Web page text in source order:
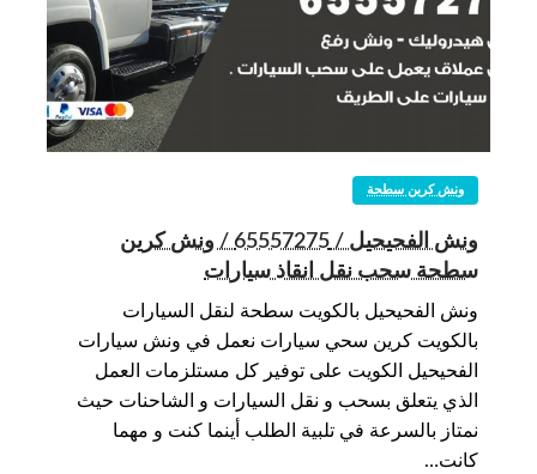
ونش كرين سطحة
ونش الفحيحيل / 65557275 / ونش كرين
سطحة سحب نقل انقاذ سيارات
ونش الفحيحيل بالكويت سطحة لنقل السيارات
بالكويت كرين سحي سيارات نعمل في ونش سيارات
الفحيحيل الكويت على توفير كل مستلزمات العمل
الذي يتعلق بسحب و نقل السيارات و الشاحنات حيث
نمتاز بالسرعة في تلبية الطلب أينما كنت و مهما
كانت…